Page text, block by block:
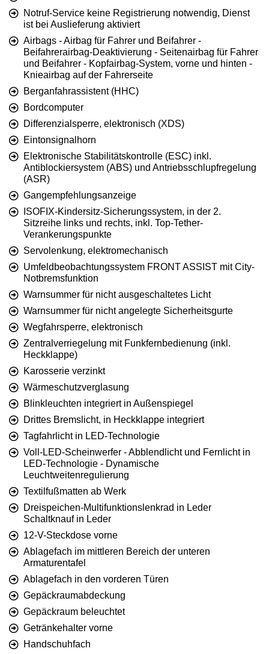
Notruf-Service keine Registrierung notwendig, Dienst
ist bei Auslieferung aktiviert
Airbags - Airbag für Fahrer und Beifahrer -
Beifahrerairbag-Deaktivierung - Seitenairbag für Fahrer
und Beifahrer - Kopfairbag-System, vorne und hinten -
Knieairbag auf der Fahrerseite
Berganfahrassistent (HHC)
Bordcomputer
Differenzialsperre, elektronisch (XDS)
Eintonsignalhorn
Elektronische Stabilitätskontrolle (ESC) inkl.
Antiblockiersystem (ABS) und Antriebsschlupfregelung
(ASR)
Gangempfehlungsanzeige
ISOFIX-Kindersitz-Sicherungssystem, in der 2.
Sitzreihe links und rechts, inkl. Top-Tether-
Verankerungspunkte
Servolenkung, elektromechanisch
Umfeldbeobachtungssystem FRONT ASSIST mit City-
Notbremsfunktion
Warnsummer für nicht ausgeschaltetes Licht
Warnsummer für nicht angelegte Sicherheitsgurte
Wegfahrsperre, elektronisch
Zentralverriegelung mit Funkfernbedienung (inkl.
Heckklappe)
Karosserie verzinkt
Wärmeschutzverglasung
Blinkleuchten integriert in Außenspiegel
Drittes Bremslicht, in Heckklappe integriert
Tagfahrlicht in LED-Technologie
Voll-LED-Scheinwerfer - Abblendlicht und Fernlicht in
LED-Technologie - Dynamische
Leuchtweitenregulierung
Textilfußmatten ab Werk
Dreispeichen-Multifunktionslenkrad in Leder
Schaltknauf in Leder
12-V-Steckdose vorne
Ablagefach im mittleren Bereich der unteren
Armaturentafel
Ablagefach in den vorderen Türen
Gepäckraumabdeckung
Gepäckraum beleuchtet
Getränkehalter vorne
Handschuhfach